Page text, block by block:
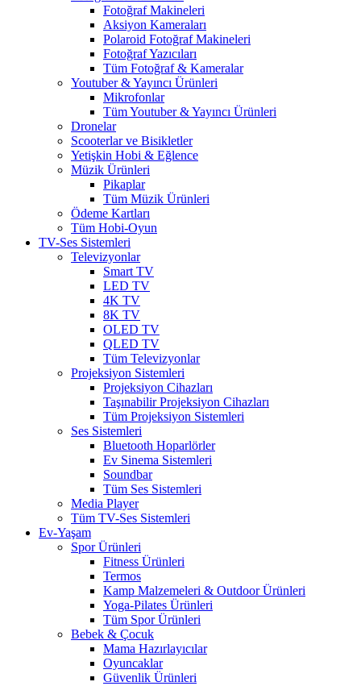
Fotoğraf Makineleri
Aksiyon Kameraları
Polaroid Fotoğraf Makineleri
Fotoğraf Yazıcıları
Tüm Fotoğraf & Kameralar
Youtuber & Yayıncı Ürünleri
Mikrofonlar
Tüm Youtuber & Yayıncı Ürünleri
Dronelar
Scooterlar ve Bisikletler
Yetişkin Hobi & Eğlence
Müzik Ürünleri
Pikaplar
Tüm Müzik Ürünleri
Ödeme Kartları
Tüm Hobi-Oyun
TV-Ses Sistemleri
Televizyonlar
Smart TV
LED TV
4K TV
8K TV
OLED TV
QLED TV
Tüm Televizyonlar
Projeksiyon Sistemleri
Projeksiyon Cihazları
Taşınabilir Projeksiyon Cihazları
Tüm Projeksiyon Sistemleri
Ses Sistemleri
Bluetooth Hoparlörler
Ev Sinema Sistemleri
Soundbar
Tüm Ses Sistemleri
Media Player
Tüm TV-Ses Sistemleri
Ev-Yaşam
Spor Ürünleri
Fitness Ürünleri
Termos
Kamp Malzemeleri & Outdoor Ürünleri
Yoga-Pilates Ürünleri
Tüm Spor Ürünleri
Bebek & Çocuk
Mama Hazırlayıcılar
Oyuncaklar
Güvenlik Ürünleri